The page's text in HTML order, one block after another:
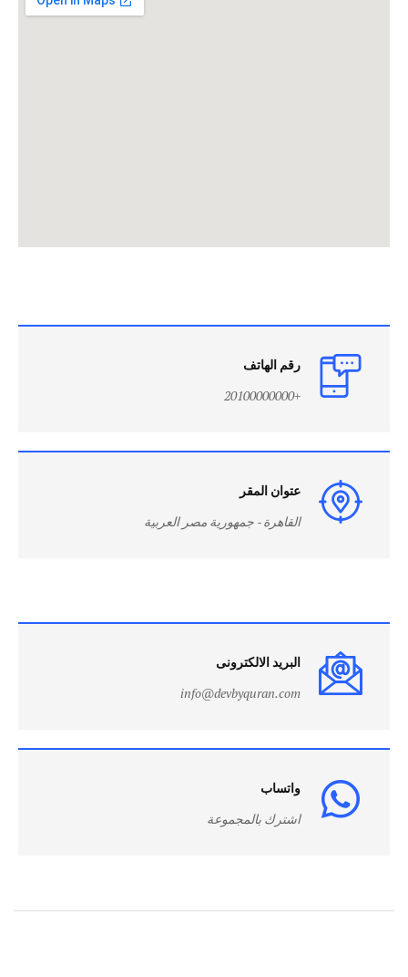
رقم الهاتف
+20100000000
عتوان المقر
القاهرة - جمهورية مصر العربية
البريد الالكترونى
info@devbyquran.com
واتساب
اشترك بالمجموعة